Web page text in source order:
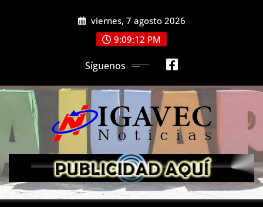
viernes, 7 agosto 2026
9:09:14 PM
Síguenos